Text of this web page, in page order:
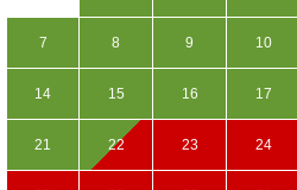
7 8 9 10
14 15 16 17
21 22 23 24